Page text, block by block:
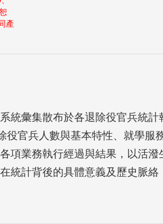
產
統彙集散布於各退除役官兵統
官兵人數與基本特性、就學服
項業務執行經過與結果，以活
統計背後的具體意義及歷史脈